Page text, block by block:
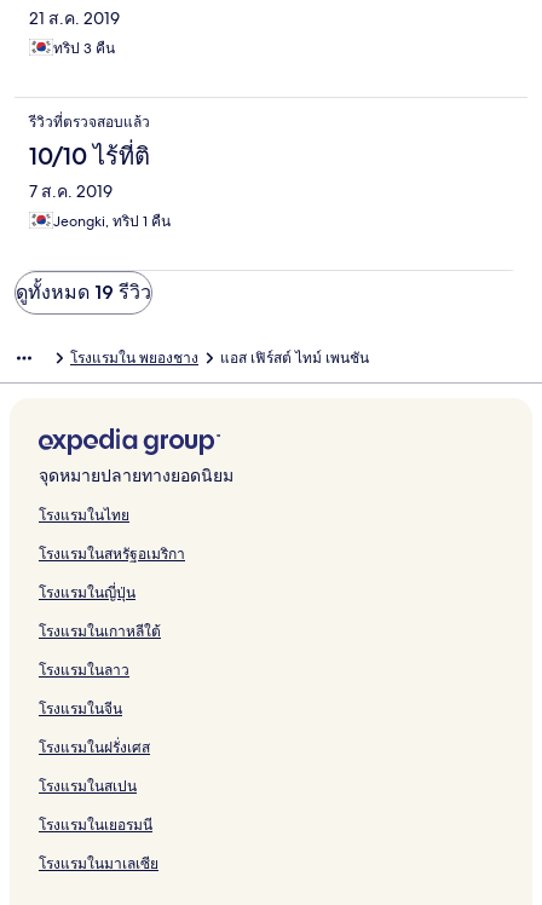
21 ส.ค. 2019
ทริป 3 คืน
รีวิวที่ตรวจสอบแล้ว
10/10 ไร้ที่ติ
7 ส.ค. 2019
Jeongki, ทริป 1 คืน
ดูทั้งหมด 19 รีวิว
โรงแรมใน พยองชาง แอส เฟิร์สต์ ไทม์ เพนชัน
จุดหมายปลายทางยอดนิยม
โรงแรมในไทย
โรงแรมในสหรัฐอเมริกา
โรงแรมในญี่ปุ่น
โรงแรมในเกาหลีใต้
โรงแรมในลาว
โรงแรมในจีน
โรงแรมในฝรั่งเศส
โรงแรมในสเปน
โรงแรมในเยอรมนี
โรงแรมในมาเลเซีย